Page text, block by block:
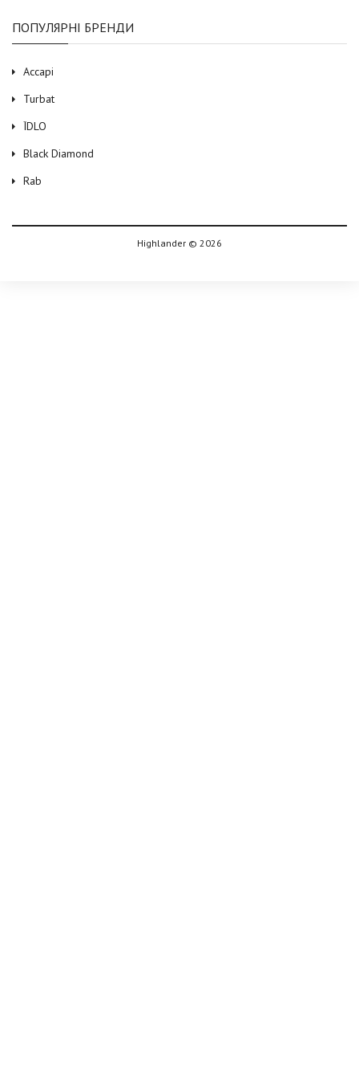
ПОПУЛЯРНІ БРЕНДИ
Accapi
Turbat
ЇDLO
Black Diamond
Rab
Highlander © 2026